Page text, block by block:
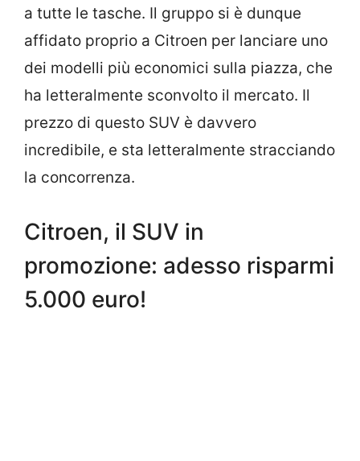
a tutte le tasche. Il gruppo si è dunque
affidato proprio a Citroen per lanciare uno
dei modelli più economici sulla piazza, che
ha letteralmente sconvolto il mercato. Il
prezzo di questo SUV è davvero
incredibile, e sta letteralmente stracciando
la concorrenza.
Citroen, il SUV in
promozione: adesso risparmi
5.000 euro!